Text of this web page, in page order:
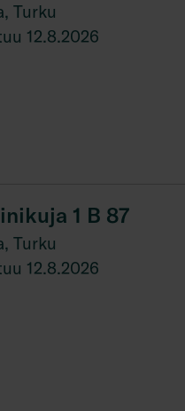
Turku
12.8.2026
1 B 87
Turku
12.8.2026